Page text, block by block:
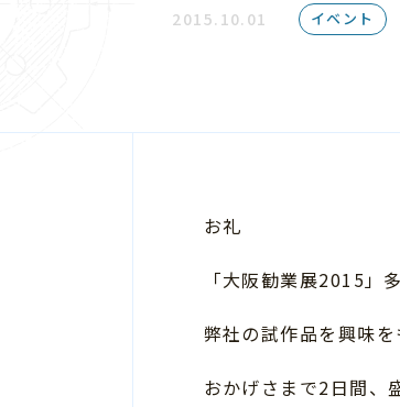
文房具及び
オフィス家具
2015.10.01 イベント
お礼
「大阪勧業展2015」
弊社の試作品を興味
おかげさまで2日間、